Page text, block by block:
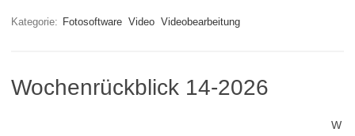
Kategorie: Fotosoftware Video Videobearbeitung
Wochenrückblick 14-2026
W